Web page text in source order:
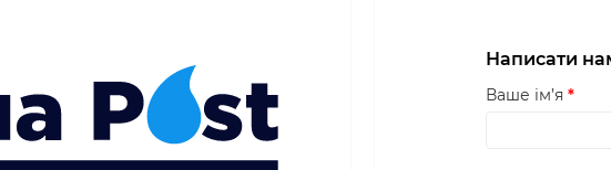
Написати
Ваше ім’я